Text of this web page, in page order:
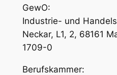
GewO:
Industrie- und
Neckar, L1, 2, 68161
1709-0
Berufskammer: